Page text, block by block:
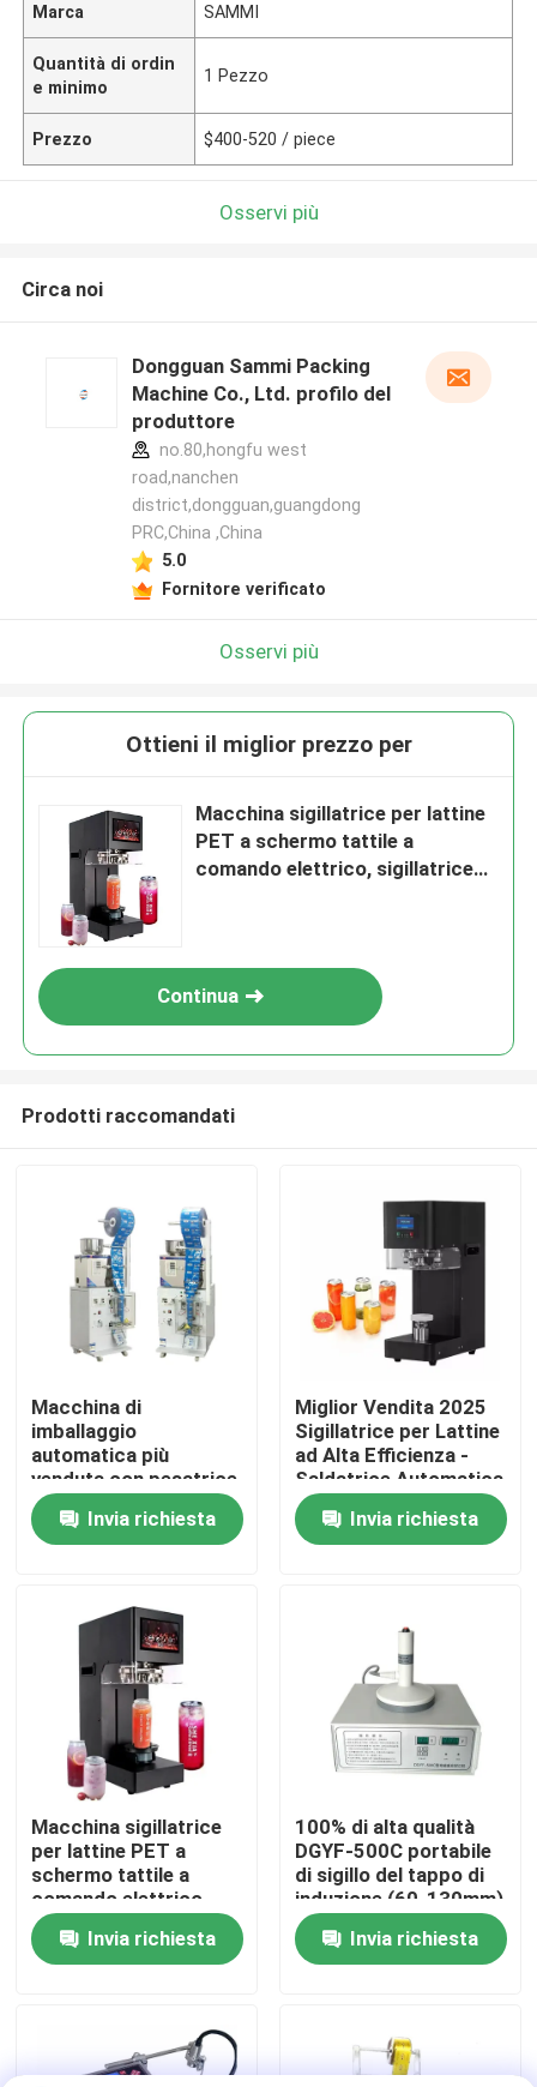
Prodotti
Su di noi
Visita alla fabbrica
Controllo della qualità
Chiedi un preventivo
Macchina di imballaggio per riempimento liquido
Macchina di etichettatura degli imballaggi
Tappatrice automatica della bottiglia
Marca SAMMI
Quantità di ordin
e minimo
1 Pezzo
Prezzo $400-520 / piece
Osservi più
Circa noi
Dongguan Sammi Packing
Machine Co., Ltd. profilo del
produttore
no.80,hongfu west
road,nanchen
district,dongguan,guangdong
PRC,China ,China
5.0
Fornitore verificato
Osservi più
Ottieni il miglior prezzo per
Macchina sigillatrice per lattine
PET a schermo tattile a
comando elettrico, sigillatrice
Continua
Prodotti raccomandati
Macchina di
imballaggio
automatica più
venduta con pesatrice
e sigillante per
zucchero, tè, cereali
Invia richiesta
Miglior Vendita 2025
Sigillatrice per Lattine
ad Alta Efficienza -
Saldatrice Automatica
per Lattine in
Plastica/Latta per
Bubble Tea, Succhi e
Invia richiesta
Macchina sigillatrice
per lattine PET a
schermo tattile a
comando elettrico,
sigillatrice intelligente
per lattine di succo e
soda per l'industria
Invia richiesta
100% di alta qualità
DGYF-500C portabile
di sigillo del tappo di
induzione (60-130mm)
Invia richiesta